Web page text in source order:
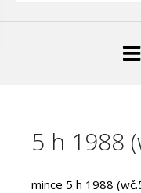
5 h 1988
mince 5 h 1988